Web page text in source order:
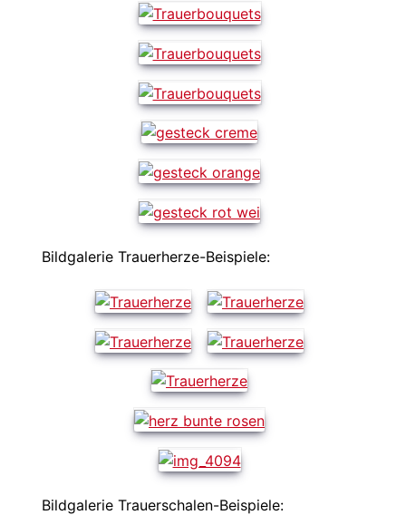
Bildgalerie Trauerherze-Beispiele:
Bildgalerie Trauerschalen-Beispiele: